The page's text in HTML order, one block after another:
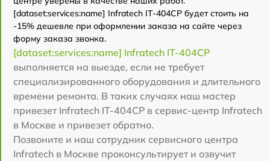
[dataset:services:name] Infratech IT-404CP будет стоить на
-15% дешевле при оформлении заказа на сайте через
форму заказа звонка.
[dataset:services:name] Infratech IT-404CP
выполняется на выезде, если не требует
специализированного оборудования и длительного
времени ремонта. В таких случаях наш мастер
привезет Infratech IT-404CP в сервис-центр Infratech
в Москве и привезет обратно.
Позвоните и наш сотрудник сервисного центра
Infratech в Москве проконсультирует и озвучит